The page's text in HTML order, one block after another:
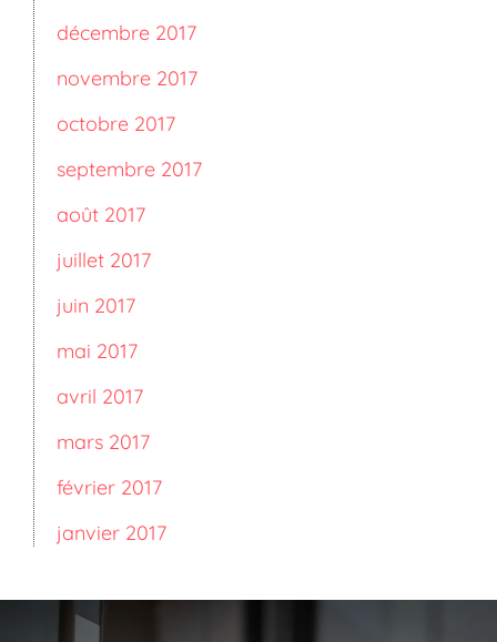
décembre 2017
novembre 2017
octobre 2017
septembre 2017
août 2017
juillet 2017
juin 2017
mai 2017
avril 2017
mars 2017
février 2017
janvier 2017